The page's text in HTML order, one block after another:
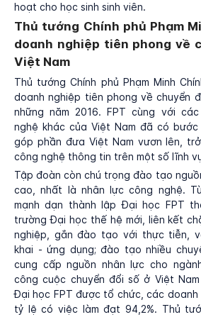
hoạt cho học sinh sinh viên.
Thủ tướng Chính phủ Phạm
doanh nghiệp tiên phong về
Việt Nam
Thủ tướng Chính phủ Phạm Minh
doanh nghiệp tiên phong về chuyển
những năm 2016. FPT cùng với
nghệ khác của Việt Nam đã có
góp phần đưa Việt Nam vươn lên,
công nghệ thông tin trên một số lĩnh
Tập đoàn còn chú trọng đào tạo
cao, nhất là nhân lực công nghệ.
mạnh dạn thành lập Đại học FPT
trường Đại học thế hệ mới, liên kết
nghiệp, gắn đào tạo với thực tiễn,
khai - ứng dụng; đào tạo nhiều
cung cấp nguồn nhân lực cho
công cuộc chuyển đổi số ở Việt
Đại học FPT được tổ chức, các doanh
tỷ lệ có việc làm đạt 94,2%. Thủ